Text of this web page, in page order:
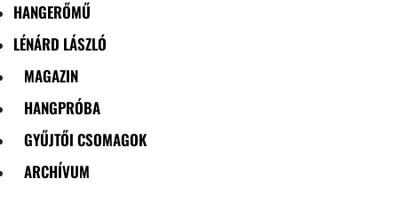
HANGERŐMŰ
LÉNÁRD LÁSZLÓ
MAGAZIN
HANGPRÓBA
GYŰJTŐI CSOMAGOK
ARCHÍVUM